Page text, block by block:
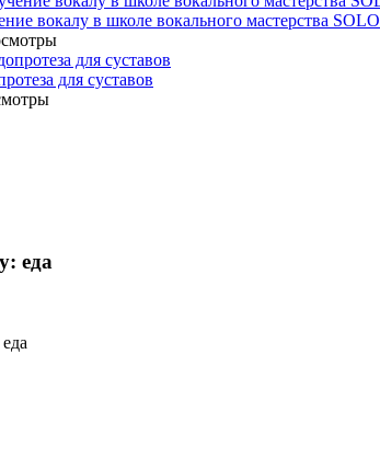
вокалу в школе вокального мастерства SOLO
для суставов
еда